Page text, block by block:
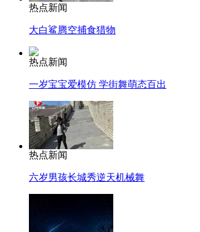
热点新闻
大白鲨腾空捕食猎物
热点新闻
一岁宝宝爱模仿 学街舞萌态百出
热点新闻
六岁男孩长城秀逆天机械舞